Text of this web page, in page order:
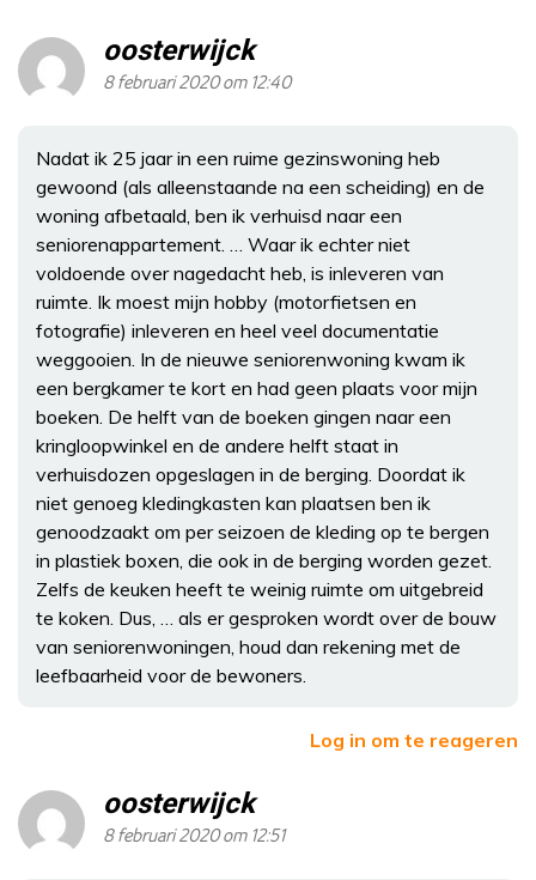
oosterwijck
8 februari 2020 om 12:40
Nadat ik 25 jaar in een ruime gezinswoning heb
gewoond (als alleenstaande na een scheiding) en de
woning afbetaald, ben ik verhuisd naar een
seniorenappartement. … Waar ik echter niet
voldoende over nagedacht heb, is inleveren van
ruimte. Ik moest mijn hobby (motorfietsen en
fotografie) inleveren en heel veel documentatie
weggooien. In de nieuwe seniorenwoning kwam ik
een bergkamer te kort en had geen plaats voor mijn
boeken. De helft van de boeken gingen naar een
kringloopwinkel en de andere helft staat in
verhuisdozen opgeslagen in de berging. Doordat ik
niet genoeg kledingkasten kan plaatsen ben ik
genoodzaakt om per seizoen de kleding op te bergen
in plastiek boxen, die ook in de berging worden gezet.
Zelfs de keuken heeft te weinig ruimte om uitgebreid
te koken. Dus, … als er gesproken wordt over de bouw
van seniorenwoningen, houd dan rekening met de
leefbaarheid voor de bewoners.
Log in om te reageren
oosterwijck
8 februari 2020 om 12:51